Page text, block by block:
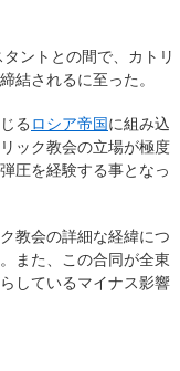
ントとの間で、カトリ
結されるに至った。
る ロシア帝国に組み込
ック教会の立場が極度
圧を経験する事となっ
教会の詳細な経緯につ
また、この合同が全東
しているマイナス影響